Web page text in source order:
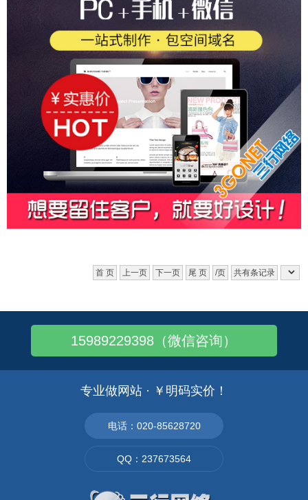
钱？国外网站制作价格费用
首 页 上一页 下一页 尾 页 /页 共有条记录
15989229398（微信咨询）
专业做网站 · ￥明码实价！
电话：020-85628720
QQ：237673564